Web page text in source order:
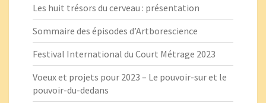
Les huit trésors du cerveau : présentation
Sommaire des épisodes d’Artborescience
Festival International du Court Métrage 2023
Voeux et projets pour 2023 – Le pouvoir-sur et le
pouvoir-du-dedans